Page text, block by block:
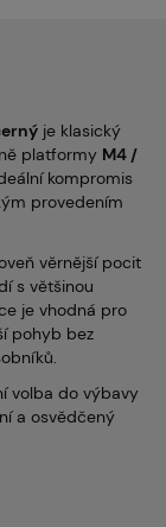
je klasický
platformy M4 /
kompromis
provedením
věrnější pocit
s většinou
je vhodná pro
pohyb bez
volba do výbavy
a osvědčený